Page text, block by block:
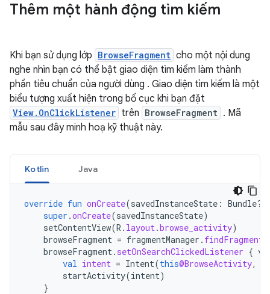
Thêm một hành động tìm kiếm
Khi bạn sử dụng lớp BrowseFragment cho một nội dung
nghe nhìn bạn có thể bật giao diện tìm kiếm làm thành
phần tiêu chuẩn của người dùng . Giao diện tìm kiếm là một
biểu tượng xuất hiện trong bố cục khi bạn đặt
View.OnClickListener trên BrowseFragment . Mã
mẫu sau đây minh hoạ kỹ thuật này.
Kotlin Java
override fun onCreate(savedInstanceState : Bundle?)
super .onCreate(savedInstanceState)
setContentView(R . layout.browse_activity)
browseFragment = fragmentManager .
browseFragment. setOnSearchClickedListener {
val intent = Intent(this@BrowseActivity,
startActivity(intent)
}